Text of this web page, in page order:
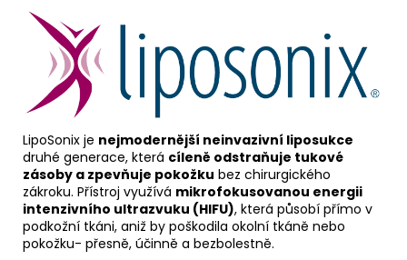
LipoSonix je nejmodernější neinvazivní liposukce
druhé generace, která cíleně odstraňuje tukové
zásoby a zpevňuje pokožku bez chirurgického
zákroku. Přístroj využívá mikrofokusovanou energii
intenzivního ultrazvuku (HIFU), která působí přímo v
podkožní tkáni, aniž by poškodila okolní tkáně nebo
pokožku- přesně, účinně a bezbolestně.